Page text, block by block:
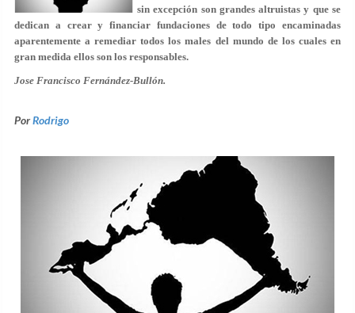
sin excepción son grandes altruistas y que se
dedican a crear y financiar fundaciones de todo tipo encaminadas
aparentemente a remediar todos los males del mundo de los cuales en
gran medida ellos son los responsables.
Jose Francisco Fernández-Bullón.
PorRodrigo